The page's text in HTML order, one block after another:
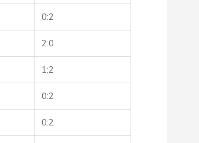
0:2
2:0
1:2
0:2
0:2